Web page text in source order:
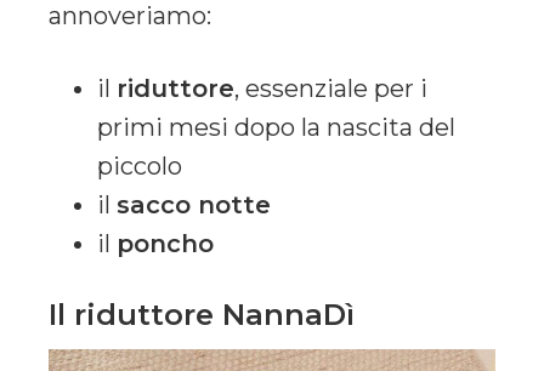
annoveriamo:
il riduttore, essenziale per i
primi mesi dopo la nascita del
piccolo
il sacco notte
il poncho
Il riduttore NannaDì